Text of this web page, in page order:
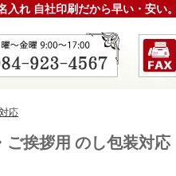
入れ 自社印刷だから早い・安い
応
ご挨拶用 のし包装対応